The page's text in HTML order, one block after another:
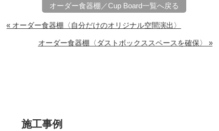
オーダー食器棚／Cup Board一覧へ戻る
« オーダー食器棚〈自分だけのオリジナル空間演出〉
オーダー食器棚〈ダストボックススペースを確保〉 »
施工事例